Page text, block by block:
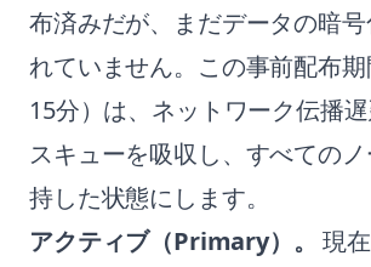
布済みだが、まだデータの暗
れていません。この事前配布
15分）は、ネットワーク伝播
スキューを吸収し、すべての
持した状態にします。
アクティブ（Primary）。 現